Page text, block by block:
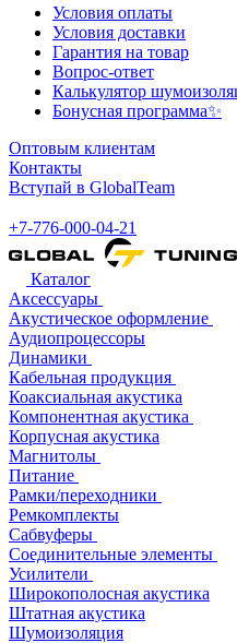
Условия оплаты
Условия доставки
Гарантия на товар
Вопрос-ответ
Калькулятор
Бонусная программа✨
Оптовым клиентам
Контакты
Вступай в GlobalTeam
+7-776-000-04-21
Каталог
Аксессуары
Акустическое оформление
Аудиопроцессоры
Динамики
Кабельная продукция
Коаксиальная акустика
Компонентная акустика
Корпусная акустика
Магнитолы
Питание
Рамки/переходники
Ремкомплекты
Сабвуферы
Соединительные элементы
Усилители
Широкополосная акустика
Штатная акустика
Шумоизоляция